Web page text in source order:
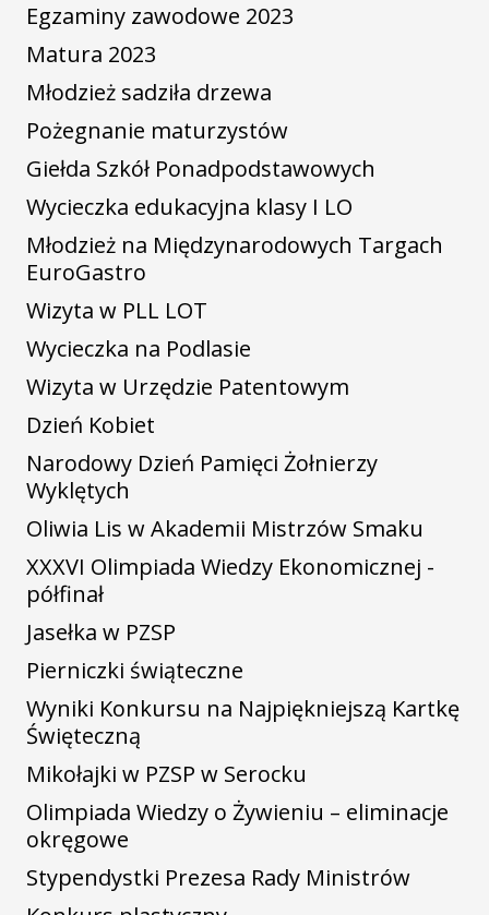
Egzaminy zawodowe 2023
Matura 2023
Młodzież sadziła drzewa
Pożegnanie maturzystów
Giełda Szkół Ponadpodstawowych
Wycieczka edukacyjna klasy I LO
Młodzież na Międzynarodowych Targach
EuroGastro
Wizyta w PLL LOT
Wycieczka na Podlasie
Wizyta w Urzędzie Patentowym
Dzień Kobiet
Narodowy Dzień Pamięci Żołnierzy
Wyklętych
Oliwia Lis w Akademii Mistrzów Smaku
XXXVI Olimpiada Wiedzy Ekonomicznej -
półfinał
Jasełka w PZSP
Pierniczki świąteczne
Wyniki Konkursu na Najpiękniejszą Kartkę
Święteczną
Mikołajki w PZSP w Serocku
Olimpiada Wiedzy o Żywieniu – eliminacje
okręgowe
Stypendystki Prezesa Rady Ministrów